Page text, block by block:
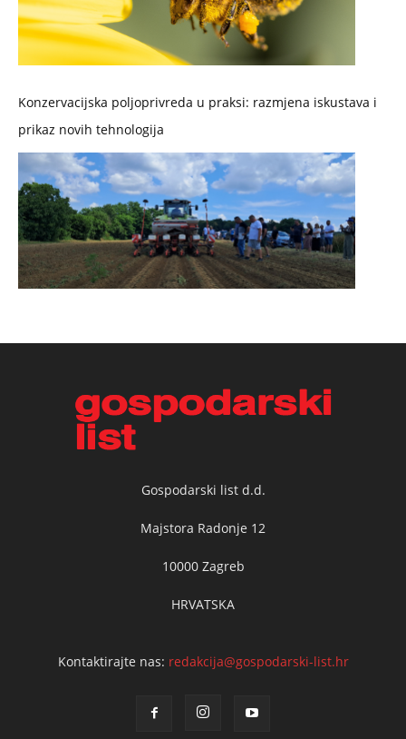
Konzervacijska poljoprivreda u praksi: razmjena iskustava i
prikaz novih tehnologija
Gospodarski list d.d.
Majstora Radonje 12
10000 Zagreb
HRVATSKA
Kontaktirajte nas: redakcija@gospodarski-list.hr